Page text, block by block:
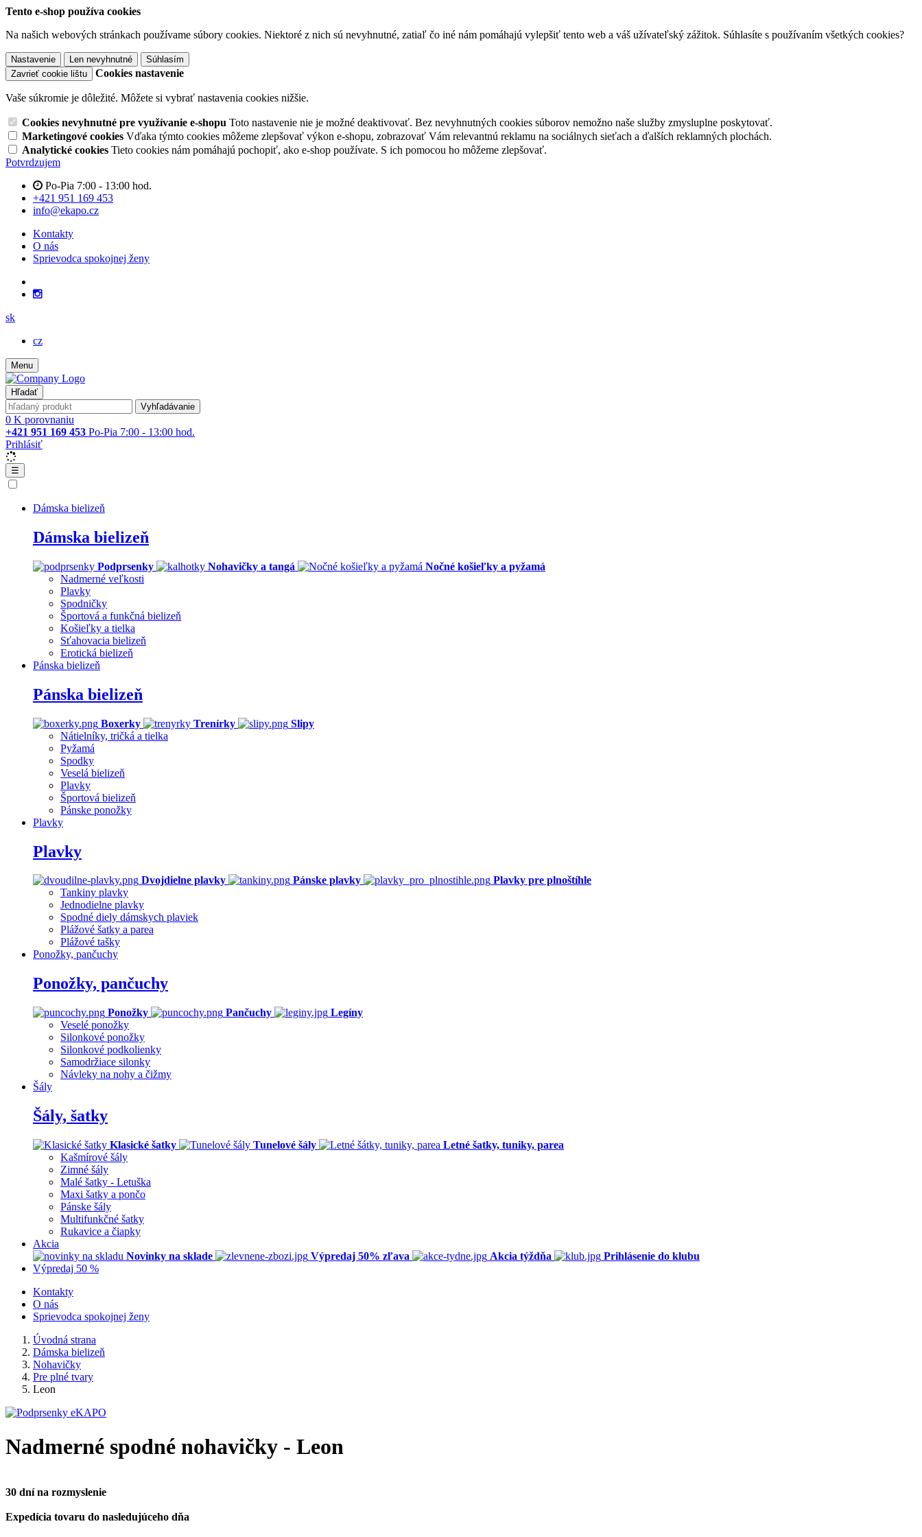
Tento e-shop používa cookies
Na našich webových stránkach používame súbory cookies. Niektoré z nich sú nevyhnutné, zatiaľ čo iné nám pomáhajú vylepšiť tento web a váš užívateľský zážitok. Súhlasíte s používaním všetkých cookies?
Nastavenie Len nevyhnutné
Súhlasím
Zavrieť cookie lištu
Cookies nastavenie
Vaše súkromie je dôležité. Môžete si vybrať nastavenia cookies nižšie.
Cookies nevyhnutné pre využívanie e-shopu Toto nastavenie nie je možné deaktivovať. Bez nevyhnutných cookies súborov nemožno naše služby zmysluplne poskytovať.
Marketingové cookies Vďaka týmto cookies môžeme zlepšovať výkon e-shopu, zobrazovať Vám relevantnú reklamu na sociálnych sieťach a ďalších reklamných plochách.
Analytické cookies Tieto cookies nám pomáhajú pochopiť, ako e-shop používate. S ich pomocou ho môžeme zlepšovať.
Potvrdzujem
Po-Pia 7:00 - 13:00 hod.
+421 951 169 453
info@ekapo.cz
Kontakty
O nás
Sprievodca spokojnej ženy
sk
cz
Menu
Hľadať
Vyhľadávanie
0 K porovnaniu
+421 951 169 453 Po-Pia 7:00 - 13:00 hod.
Prihlásiť
☰
Dámska bielizeň
Dámska bielizeň
Podprsenky Nohavičky a tangá
Nočné košieľky a pyžamá
Nadmerné veľkosti
Plavky
Spodničky
Športová a funkčná bielizeň
Košieľky a tielka
Sťahovacia bielizeň
Erotická bielizeň
Pánska bielizeň
Pánska bielizeň
Boxerky Trenírky
Slipy
Nátielníky, tričká a tielka
Pyžamá
Spodky
Veselá bielizeň
Plavky
Športová bielizeň
Pánske ponožky
Plavky
Plavky
Dvojdielne plavky Pánske plavky
Plavky pre plnoštíhle
Tankiny plavky
Jednodielne plavky
Spodné diely dámskych plaviek
Plážové šatky a parea
Plážové tašky
Ponožky, pančuchy
Ponožky, pančuchy
Ponožky Pančuchy
Legíny
Veselé ponožky
Silonkové ponožky
Silonkové podkolienky
Samodržiace silonky
Návleky na nohy a čižmy
Šály
Šály, šatky
Klasické šatky Tunelové šály
Letné šatky, tuniky, parea
Kašmírové šály
Zimné šály
Malé šatky - Letuška
Maxi šatky a pončo
Pánske šály
Multifunkčné šatky
Rukavice a čiapky
Akcia
Novinky na sklade
Výpredaj 50% zľava Akcia týždňa
Prihlásenie do klubu
Výpredaj 50 %
Kontakty
O nás
Sprievodca spokojnej ženy
Úvodná strana
Dámska bielizeň
Nohavičky
Pre plné tvary
Leon
Nadmerné spodné nohavičky - Leon
30 dní na rozmyslenie
Expedícia tovaru do nasledujúceho dňa